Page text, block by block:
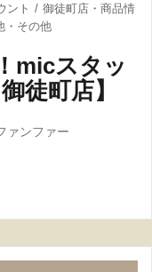
ント 御徒町店 ・ 商品情
・ その他
micスタッ
徒町店】
ァンファー